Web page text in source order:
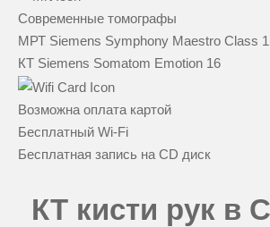
Современные томографы
МРТ Siemens Symphony Maestro Class
КТ Siemens Somatom Emotion 16
Возможна оплата картой
Бесплатный Wi-Fi
Бесплатная запись на CD диск
КТ кисти рук в